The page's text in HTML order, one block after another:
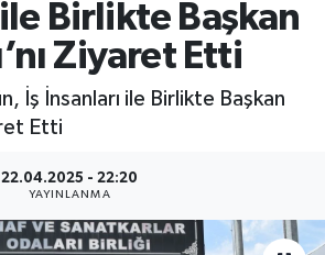
ile Birlikte Başkan
Ziyaret Etti
İş İnsanları ile Birlikte Başkan
Etti
22.04.2025 - 22:20
YAYINLANMA